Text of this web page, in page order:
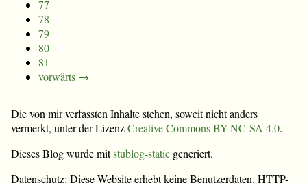
77
78
79
80
81
vorwärts →
Die von mir verfassten Inhalte stehen, soweit nicht anders
vermerkt, unter der LizenzCreative Commons BY-NC-SA 4.0.
Dieses Blog wurde mitstublog-static generiert.
Datenschutz: Diese Website erhebt keine Benutzerdaten. HTTP-